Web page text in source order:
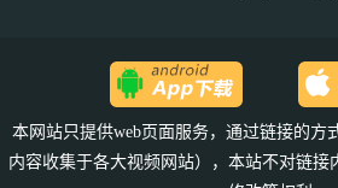
本网站只提供web页面服务，通过链接的方
内容收集于各大视频网站），本站不对链接